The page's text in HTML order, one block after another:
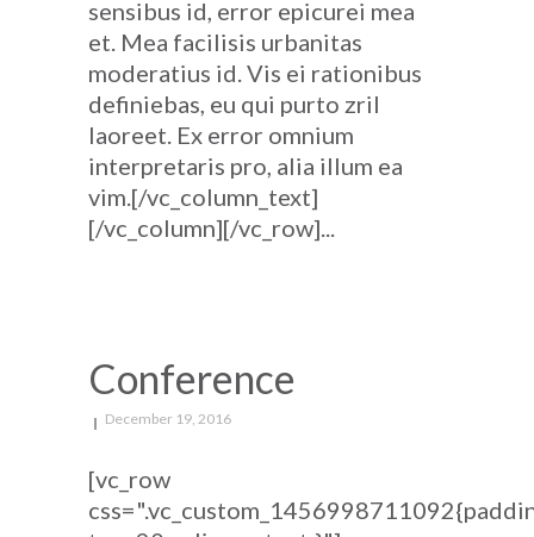
sensibus id, error epicurei mea
et. Mea facilisis urbanitas
moderatius id. Vis ei rationibus
definiebas, eu qui purto zril
laoreet. Ex error omnium
interpretaris pro, alia illum ea
vim.[/vc_column_text]
[/vc_column][/vc_row]...
Conference
December 19, 2016
[vc_row